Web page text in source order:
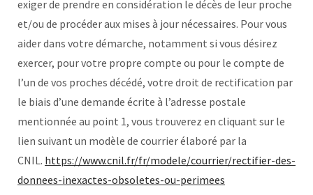
exiger de prendre en considération le décès de leur proche
et/ou de procéder aux mises à jour nécessaires. Pour vous
aider dans votre démarche, notamment si vous désirez
exercer, pour votre propre compte ou pour le compte de
l’un de vos proches décédé, votre droit de rectification par
le biais d’une demande écrite à l’adresse postale
mentionnée au point 1, vous trouverez en cliquant sur le
lien suivant un modèle de courrier élaboré par la
CNIL. https://www.cnil.fr/fr/modele/courrier/rectifier-des-
donnees-inexactes-obsoletes-ou-perimees